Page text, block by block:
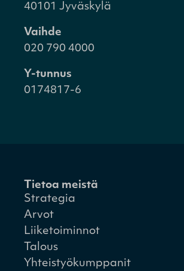
40101 Jyväskylä
Vaihde
020 790 4000
Y-tunnus
0174817-6
Tietoa meistä
Strategia
Arvot
Liiketoiminnot
Talous
Yhteistyökumppanit